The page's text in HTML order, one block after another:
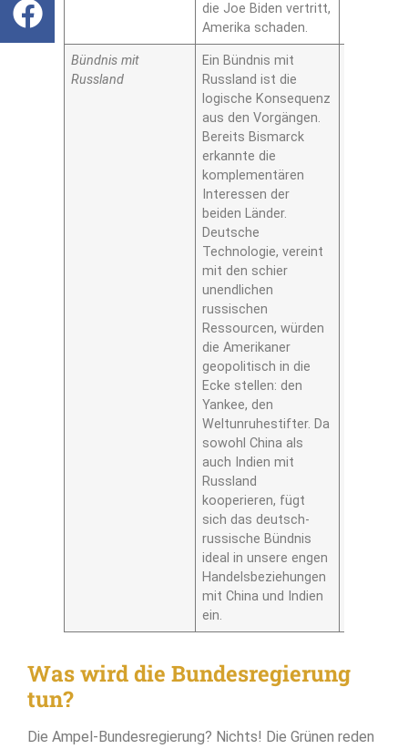
die Joe Biden vertritt,
Amerika schaden.
Bündnis mit
Russland
Ein Bündnis mit
Russland ist die
logische Konsequenz
aus den Vorgängen.
Bereits Bismarck
erkannte die
komplementären
Interessen der
beiden Länder.
Deutsche
Technologie, vereint
mit den schier
unendlichen
russischen
Ressourcen, würden
die Amerikaner
geopolitisch in die
Ecke stellen: den
Yankee, den
Weltunruhestifter. Da
sowohl China als
auch Indien mit
Russland
kooperieren, fügt
sich das deutsch-
russische Bündnis
ideal in unsere engen
Handelsbeziehungen
mit China und Indien
ein.
Was wird die Bundesregierung
tun?
Die Ampel-Bundesregierung? Nichts! Die Grünen reden